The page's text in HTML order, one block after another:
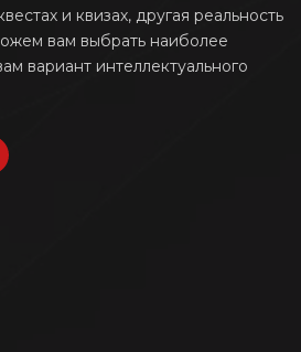
и квизах, другая реальность
вам выбрать наиболее
вариант интеллектуального